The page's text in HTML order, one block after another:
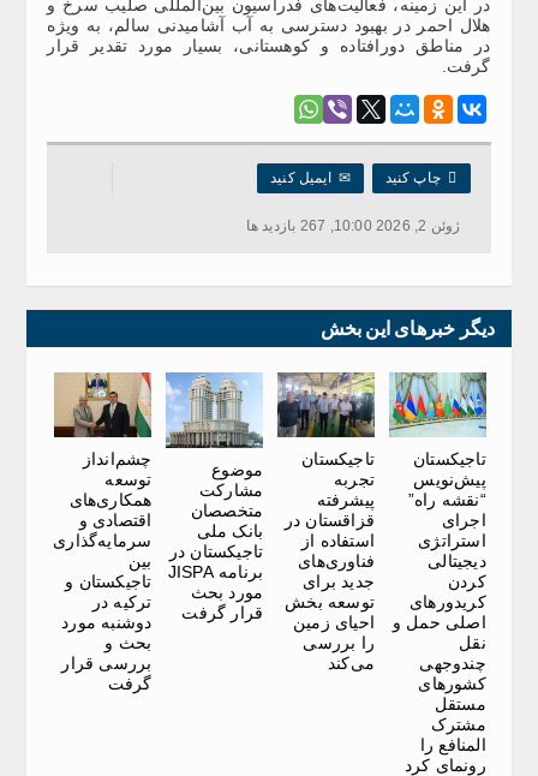
در این زمینه، فعالیت‌های فدراسیون بین‌المللی صلیب سرخ و
هلال احمر در بهبود دسترسی به آب آشامیدنی سالم، به ویژه
در مناطق دورافتاده و کوهستانی، بسیار مورد تقدیر قرار
گرفت.
 چاپ کنید ✉ایمیل کنید
ژوئن 2, 2026 10:00, 267 بازدید ها
دیگر خبرهای این بخش
تاجیکستان
پیش‌نویس
“نقشه راه”
اجرای
استراتژی
دیجیتالی
کردن
کریدورهای
اصلی حمل و
نقل
چندوجهی
کشورهای
مستقل
مشترک
المنافع را
رونمای کرد
تاجیکستان
تجربه
پیشرفته
قزاقستان در
استفاده از
فناوری‌های
جدید برای
توسعه بخش
احیای زمین
را بررسی
می‌کند
موضوع
مشارکت
متخصصان
بانک ملی
تاجیکستان در
برنامه JISPA
مورد بحث
قرار گرفت
چشم‌انداز
توسعه
همکاری‌های
اقتصادی و
سرمایه‌گذاری
بین
تاجیکستان و
ترکیه در
دوشنبه مورد
بحث و
بررسی قرار
گرفت